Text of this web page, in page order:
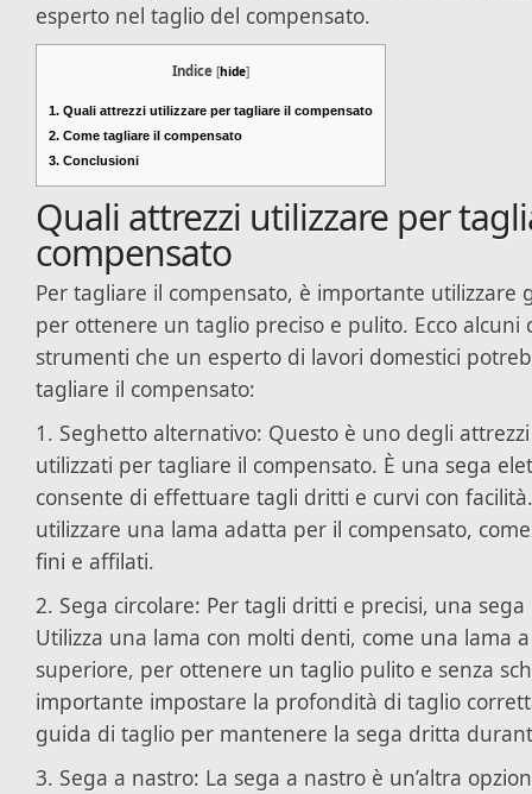
esperto nel taglio del compensato.
Indice [hide]
1. Quali attrezzi utilizzare per tagliare il compensato
2. Come tagliare il compensato
3. Conclusioni
Quali attrezzi utilizzare per
compensato
Per tagliare il compensato, è importante utilizzare
per ottenere un taglio preciso e pulito. Ecco alcuni
strumenti che un esperto di lavori domestici
tagliare il compensato:
1. Seghetto alternativo: Questo è uno degli
utilizzati per tagliare il compensato. È una sega
consente di effettuare tagli dritti e curvi con
utilizzare una lama adatta per il compensato,
fini e affilati.
2. Sega circolare: Per tagli dritti e precisi, una
Utilizza una lama con molti denti, come una lama
superiore, per ottenere un taglio pulito e senza
importante impostare la profondità di taglio
guida di taglio per mantenere la sega dritta
3. Sega a nastro: La sega a nastro è un’altra